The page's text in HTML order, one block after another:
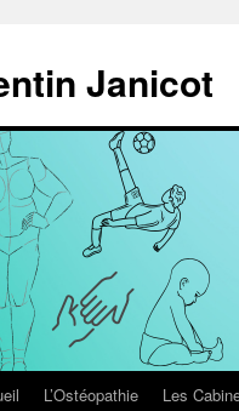
Janicot
L’Ostéopathie Les